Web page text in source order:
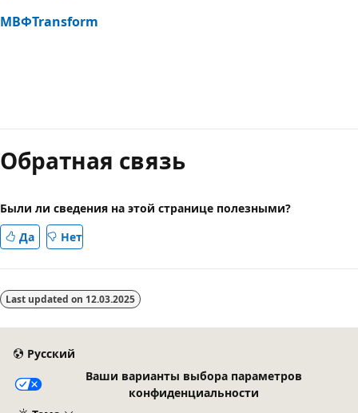
МВФTransform
чтения
выключен
Обратная связь
Были ли сведения на этой странице полезными?
Да
Нет
Last updated on 12.03.2025
Русский
Ваши варианты выбора параметров
конфиденциальности